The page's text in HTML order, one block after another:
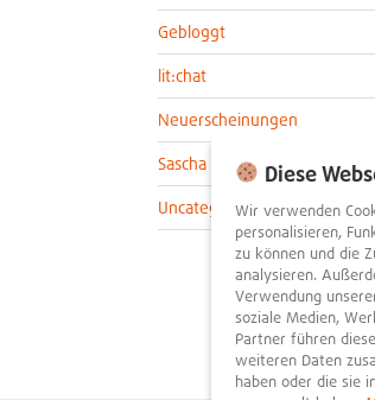
Gebloggt
lit:chat
Neuerscheinungen
Sascha im lit:blog
Uncategorized
Diese
Wir verwenden
personalisieren,
zu können und die
analysieren.
Verwendung
soziale Medien,
Partner führen
weiteren Daten
haben oder die sie